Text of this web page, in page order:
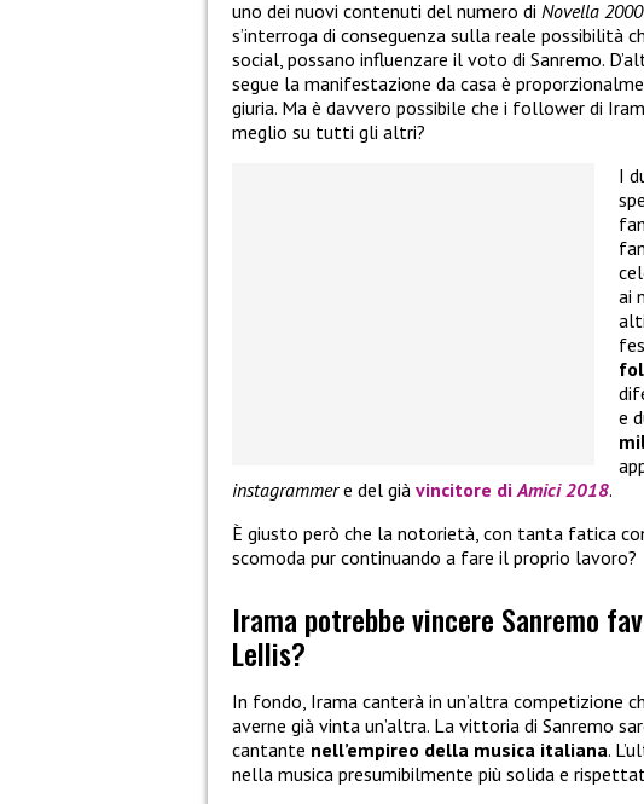
uno dei nuovi contenuti del numero di Novella 2000
s’interroga di conseguenza sulla reale possibilità
social, possano influenzare il voto di Sanremo.
segue la manifestazione da casa è
giuria. Ma è davvero possibile che i follower di
meglio su tutti gli altri?
I
ai
e
instagrammere del già vincitore diAmici 2018.
È giusto però che la notorietà, con tanta fatica
scomoda pur continuando a fare il proprio lavoro?
Irama potrebbe vincere Sanremo
Lellis?
In fondo, Irama canterà in un’altra competizione
averne già vinta un’altra. La vittoria di Sanremo
cantante nell’empireo della musica italiana.
nella musica presumibilmente più solida e